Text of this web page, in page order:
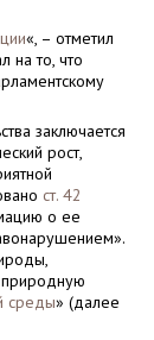
«, – отметил
на то, что
заключается
рост,
ст. 42
о ее
природную
среды» (далее